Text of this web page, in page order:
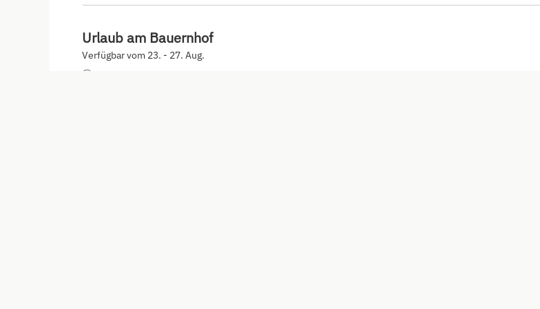
Urlaub am Bauernhof
Verfügbar vom 23. - 27. Aug.